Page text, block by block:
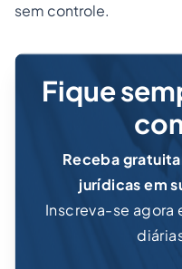
sem controle.
Fique
Receba
jurídicas em
Inscreva-se agora